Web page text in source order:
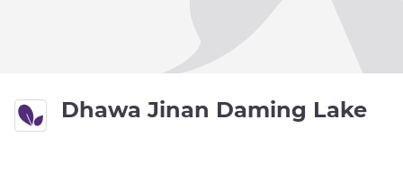
Dhawa Jinan Daming Lake4